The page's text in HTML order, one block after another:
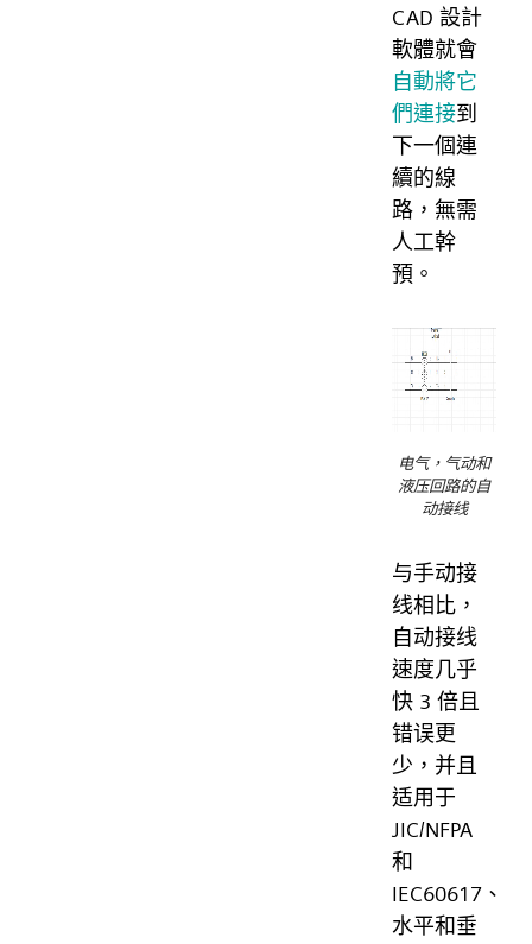
CAD 設計
軟體就會
自動將它
們連接到
下一個連
續的線
路，無需
人工幹
預。
电气，气动和
液压回路的自
动接线
与手动接
线相比，
自动接线
速度几乎
快 3 倍且
错误更
少，并且
适用于
JIC/NFPA
和
IEC60617、
水平和垂